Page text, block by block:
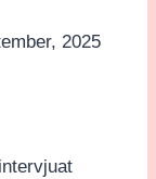
2025